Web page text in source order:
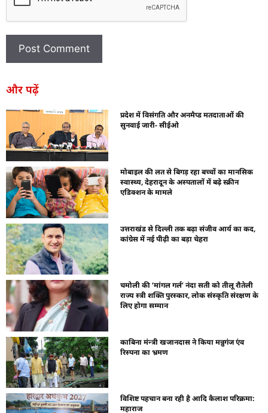
और पढ़ें
प्रदेश में विसंगति और अनमैप्ड मतदाताओं की
सुनवाई जारी- सीईओ
मोबाइल की लत से बिगड़ रहा बच्चों का मानसिक
स्वास्थ्य, देहरादून के अस्पतालों में बढ़े स्क्रीन
एडिक्शन के मामले
उत्तराखंड से दिल्ली तक बढ़ा संजीव आर्य का कद,
कांग्रेस में नई पीढ़ी का बड़ा चेहरा
चमोली की ‘मांगल गर्ल’ नंदा सती को तीलू रौतेली
राज्य स्त्री शक्ति पुरस्कार, लोक संस्कृति संरक्षण के
लिए होगा सम्मान
काबिना मंन्त्री खजानदास ने किया मन्नुगंज एंव
रिस्पना का भ्रमण
विशिष्ट पहचान बना रही है आदि कैलाश परिक्रमा:
महाराज